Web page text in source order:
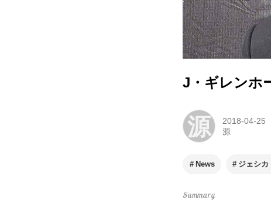
J・ギレンホ
源
2018-04-25
源
News ジェシカ